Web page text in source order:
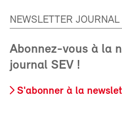
NEWSLETTER JOURNAL
Abonnez-vous à la
journal SEV !
S'abonner à la